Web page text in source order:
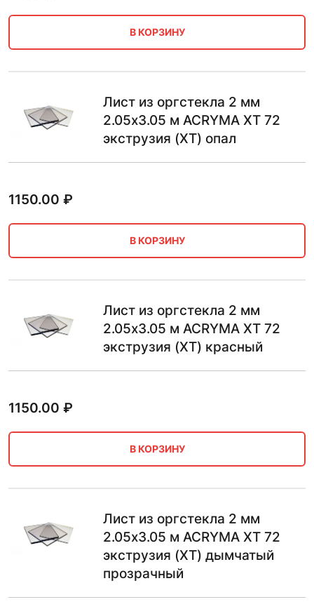
В КОРЗИНУ
Лист из оргстекла 2 мм
2.05х3.05 м ACRYMA XT 72
экструзия (XT) опал
1150.00 ₽
В КОРЗИНУ
Лист из оргстекла 2 мм
2.05х3.05 м ACRYMA XT 72
экструзия (XT) красный
1150.00 ₽
В КОРЗИНУ
Лист из оргстекла 2 мм
2.05х3.05 м ACRYMA XT 72
экструзия (XT) дымчатый
прозрачный